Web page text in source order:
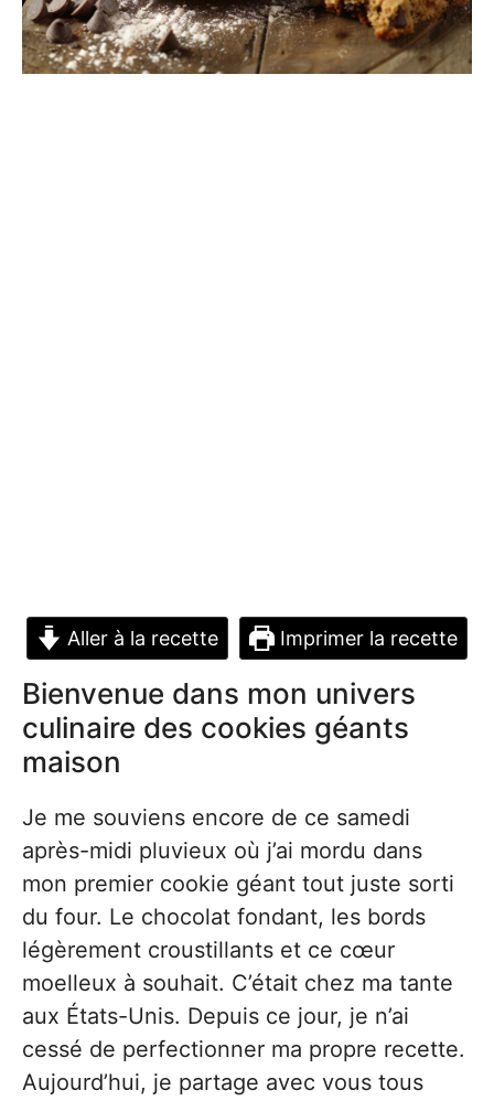
Aller à la recette Imprimer la recette
Bienvenue dans mon univers
culinaire des cookies géants
maison
Je me souviens encore de ce samedi
après-midi pluvieux où j’ai mordu dans
mon premier cookie géant tout juste sorti
du four. Le chocolat fondant, les bords
légèrement croustillants et ce cœur
moelleux à souhait. C’était chez ma tante
aux États-Unis. Depuis ce jour, je n’ai
cessé de perfectionner ma propre recette.
Aujourd’hui, je partage avec vous tous